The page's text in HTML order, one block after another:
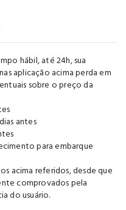
hábil, até 24h, sua
aplicação acima perda em
sobre o preço da
antes
para embarque
acima referidos, desde que
comprovados pela
do usuário.